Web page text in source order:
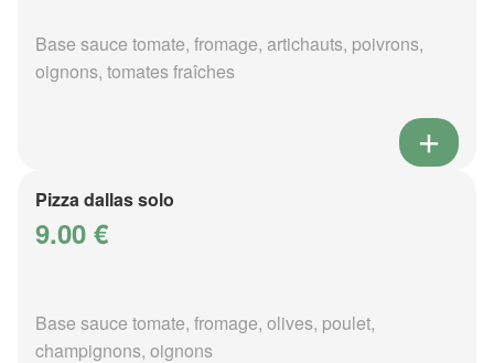
Base sauce tomate, fromage, artichauts, poivrons,
oignons, tomates fraîches
Pizza dallas solo
9.00 €
Base sauce tomate, fromage, olives, poulet,
champignons, oignons